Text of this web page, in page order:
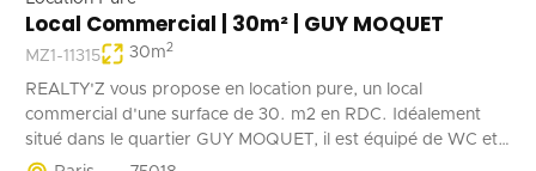
Local Commercial | 30m² | GUY MOQUET
MZ1-11315 30m2
REALTY'Z vous propose en location pure, un local
commercial d'une surface de 30. m2 en RDC. Idéalement
situé dans le quartier GUY MOQUET, il est équipé de WC et
d'un point d'eau. Il convient parfaitement à une activité de